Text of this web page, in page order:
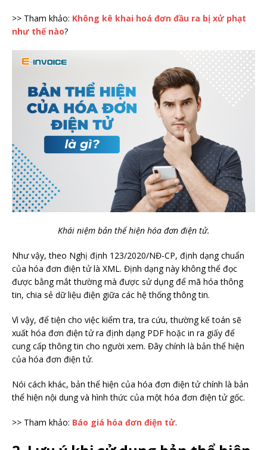
>> Tham khảo: Không kê khai hoá đơn đầu ra bị xử phạt
như thế nào?
Khái niệm bản thể hiện hóa đơn điện tử.
Như vậy, theo Nghị định 123/2020/NĐ-CP, định dạng chuẩn
của hóa đơn điện tử là XML. Định dạng này không thể đọc
được bằng mắt thường mà được sử dụng để mã hóa thông
tin, chia sẻ dữ liệu điện giữa các hệ thống thông tin.
Vì vậy, để tiện cho việc kiểm tra, tra cứu, thường kế toán sẽ
xuất hóa đơn điện tử ra định dạng PDF hoặc in ra giấy để
cung cấp thông tin cho người xem. Đây chính là bản thể hiện
của hóa đơn điện tử.
Nói cách khác, bản thể hiện của hóa đơn điện tử chính là bản
thể hiện nội dung và hình thức của một hóa đơn điện tử gốc.
>> Tham khảo: Báo giá hóa đơn điện tử.